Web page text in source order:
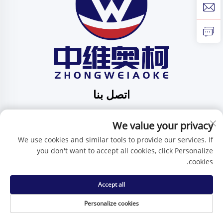
اتصل بنا
Add: الرقم 201، الشارع رقم 1 هوافنغ، مجتمع بينغدي، بلدية
بينغدي، شينتشن، مقاطعة قوانغدونغ، الصين
هاتف:+86-15986647296
البريد الإلكتروني:[email protected]
حقوق النسخ محفوظة © شركة شنتشن تشنغوي آي كيه للتكنولوجيا
المحدودة -
سياسة الخصوصية
We value your privacy
We use cookies and similar tools to provide our services. If
you don't want to accept all cookies, click Personalize
cookies.
Personalize cookies
Accept all